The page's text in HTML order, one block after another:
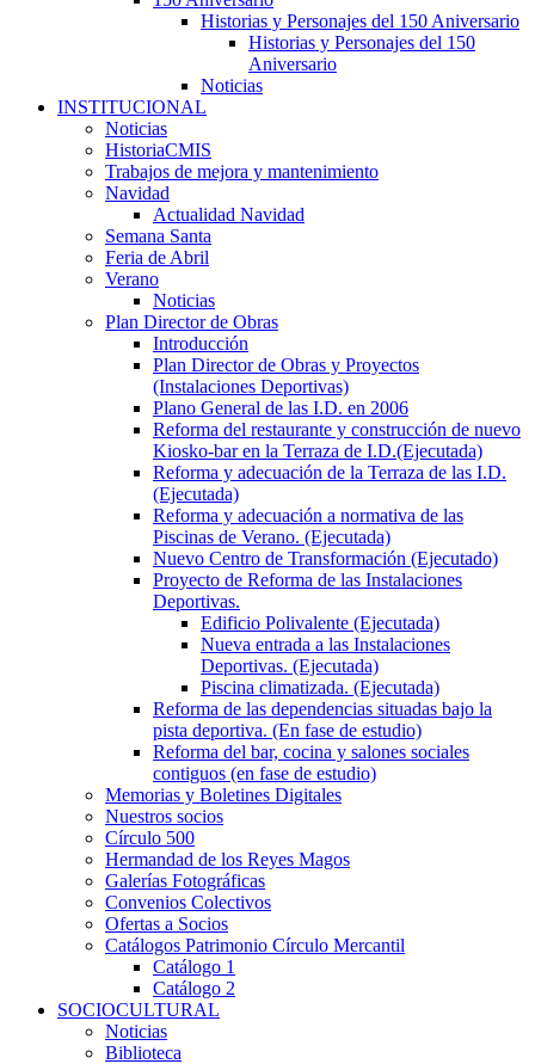
Historias y Personajes del 150 Aniversario
Historias y Personajes del 150
Aniversario
Noticias
INSTITUCIONAL
Noticias
HistoriaCMIS
Trabajos de mejora y mantenimiento
Navidad
Actualidad Navidad
Semana Santa
Feria de Abril
Verano
Noticias
Plan Director de Obras
Introducción
Plan Director de Obras y Proyectos
(Instalaciones Deportivas)
Plano General de las I.D. en 2006
Reforma del restaurante y construcción de nuevo
Kiosko-bar en la Terraza de I.D.(Ejecutada)
Reforma y adecuación de la Terraza de las I.D.
(Ejecutada)
Reforma y adecuación a normativa de las
Piscinas de Verano. (Ejecutada)
Nuevo Centro de Transformación (Ejecutado)
Proyecto de Reforma de las Instalaciones
Deportivas.
Edificio Polivalente (Ejecutada)
Nueva entrada a las Instalaciones
Deportivas. (Ejecutada)
Piscina climatizada. (Ejecutada)
Reforma de las dependencias situadas bajo la
pista deportiva. (En fase de estudio)
Reforma del bar, cocina y salones sociales
contiguos (en fase de estudio)
Memorias y Boletines Digitales
Nuestros socios
Círculo 500
Hermandad de los Reyes Magos
Galerías Fotográficas
Convenios Colectivos
Ofertas a Socios
Catálogos Patrimonio Círculo Mercantil
Catálogo 1
Catálogo 2
SOCIOCULTURAL
Noticias
Biblioteca